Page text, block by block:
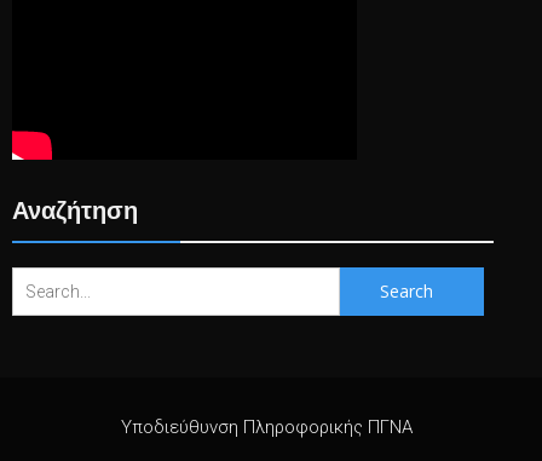
Αναζήτηση
for:
Υποδιεύθυνση Πληροφορικής ΠΓΝΑ